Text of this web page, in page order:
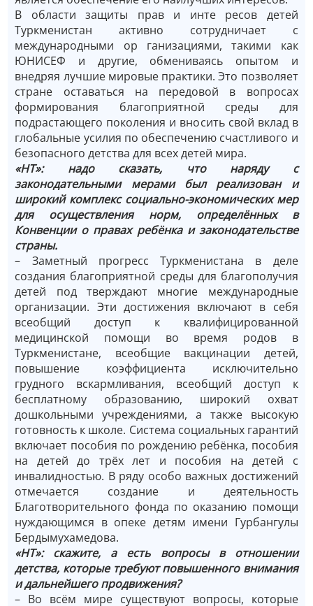
В области защиты прав и инте­ ресов детей
Туркменистан активно сотрудничает с
международными ор­ ганизациями, такими как
ЮНИСЕФ и другие, обмениваясь опытом и
внедряя лучшие мировые практики. Это позволяет
стране оставаться на передовой в вопросах
формирования благоприятной среды для
подрастающего поколения и вносить свой вклад в
глобальные усилия по обеспечению счастливого и
безопасного детства для всех детей мира.
«НТ»: надо сказать, что наряду с
законодательными мерами был реализован и
широкий комплекс социально-экономических мер
для осуществления норм, определённых в
Конвенции о правах ребёнка и законодательстве
страны.
– Заметный прогресс Туркменис­тана в деле
создания благоприятной среды для благополучия
детей под­ тверждают многие международные
организации. Эти достижения включают в себя
всеобщий доступ к квалифицированной
медицинской помощи во время родов в
Туркменистане, всеобщие вакцинации детей,
повышение коэффициента исключительно
грудного вскармливания, всеобщий доступ к
бесплатному образованию, широкий охват
дошкольными учреждениями, а также высокую
готовность к школе. Система социальных гарантий
включает пособия по рождению ребёнка, пособия
на детей до трёх лет и пособия на детей с
инвалидностью. В ряду особо важных достижений
отмечается создание и деятельность
Благотворительного фонда по оказанию помощи
нуждающимся в опеке детям имени Гурбангулы
Бердымухамедова.
«НТ»: скажите, а есть вопросы в отношении
детства, которые требуют повышенного внимания
и дальнейшего продвижения?
– Во всём мире существуют вопросы, которые